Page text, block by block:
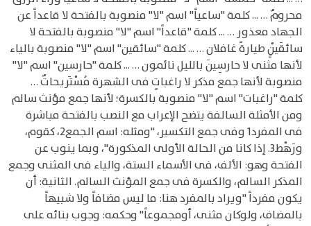
محرومٌ … ... كلمة "ساعياً" اسم "لا" منصوبة بالفتحة لا قاعداً عن
الجهاد معذور … ... كلمة "قاعداً" اسم "لا" منصوبة بالفتحة لا
سائقَيْنٍ طيارةً غافلان … ... كلمة "سائقين" اسم "لا" منصوبة بالياء
لأنها مثنى لا حارسِينَ بالليل نائمون … ... كلمة "حارسين" اسم "لا"
منصوبة لأنها جمع مذكر لا راغباتٍ فى الشهرة مُسْتَريحاتٌ …
كلمة "راغبات" اسم "لا" منصوبة بالكسرة؛ لأنها جمع مؤنث سالم
ومن الأمثلة السالفة يتضح الإعراب مع النصب بالفتحة مباشرة
فى المفرد1 وفى جمع التكسير، "ومثله: اسم الجمع2، كقوم،
ورَهْط3. إذا كانا من الحالة الأولى المذكورة"، وبما ينوب عن
الفتحة وهو: الألف، فى الأسماء الستة، والياء فى المثنى وجمع
المذكر السالم، والكسرة فى جمع المؤنث السالم. الثانية: أن
يكون مفرداً "ويراد بالمفرد هنا: ما ليس مضافاً ولا شبيهاً
بالمضاف، ولوكان مثنى، أومجموعاً" وحكمه: وجوب بنائه على